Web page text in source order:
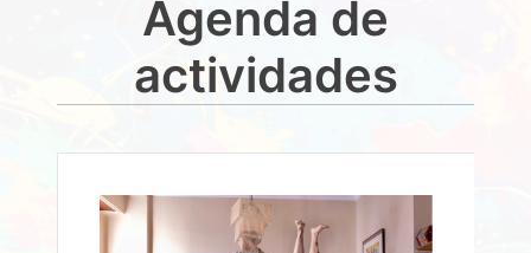
Agenda de
actividades